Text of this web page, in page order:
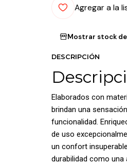
Agregar a la
Mostrar stock
DESCRIPCIÓN
Elaborados con
brindan una
funcionalidad.
de uso
un confort
durabilidad como